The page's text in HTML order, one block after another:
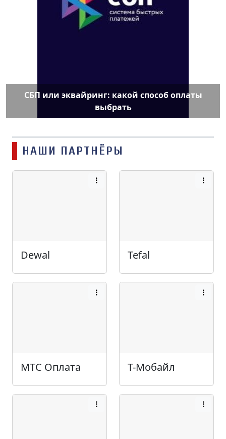
СБП или эквайринг: какой способ оплаты
выбрать
НАШИ ПАРТНЁРЫ
Dewal Tefal
МТС Оплата Т-Мобайл